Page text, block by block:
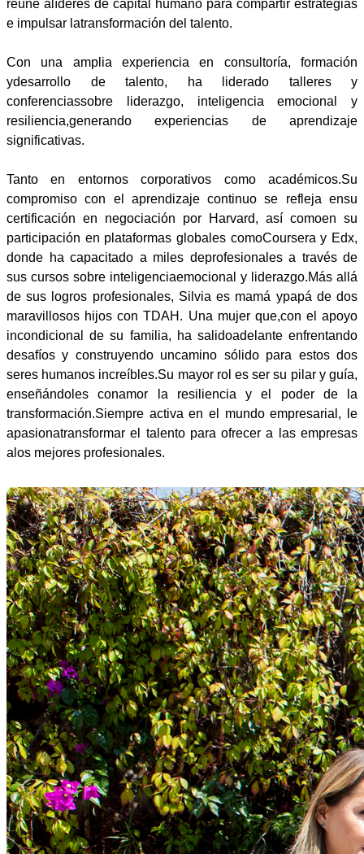
reúne alíderes de capital humano para compartir estrategias
e impulsar latransformación del talento.
Con una amplia experiencia en consultoría, formación
ydesarrollo de talento, ha liderado talleres y
conferenciassobre liderazgo, inteligencia emocional y
resiliencia,generando experiencias de aprendizaje
significativas.
Tanto en entornos corporativos como académicos.Su
compromiso con el aprendizaje continuo se refleja ensu
certificación en negociación por Harvard, así comoen su
participación en plataformas globales comoCoursera y Edx,
donde ha capacitado a miles deprofesionales a través de
sus cursos sobre inteligenciaemocional y liderazgo.Más allá
de sus logros profesionales, Silvia es mamá ypapá de dos
maravillosos hijos con TDAH. Una mujer que,con el apoyo
incondicional de su familia, ha salidoadelante enfrentando
desafíos y construyendo uncamino sólido para estos dos
seres humanos increíbles.Su mayor rol es ser su pilar y guía,
enseñándoles conamor la resiliencia y el poder de la
transformación.Siempre activa en el mundo empresarial, le
apasionatransformar el talento para ofrecer a las empresas
alos mejores profesionales.